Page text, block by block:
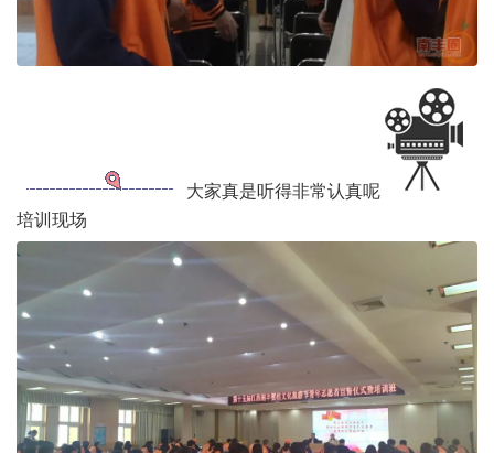
大家真是听得非常认真呢
培训现场